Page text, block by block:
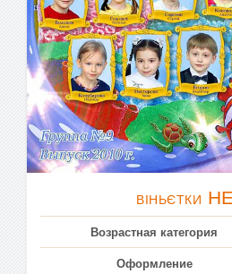
ВІНЬЄТКИ
Возрастная категория
Оформление